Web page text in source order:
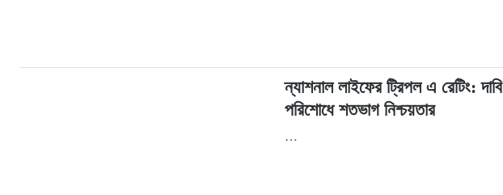
ন্যাশনাল লাইফের ট্রিপল এ রেটিং: দাবি
পরিশোধে শতভাগ নিশ্চয়তার
…